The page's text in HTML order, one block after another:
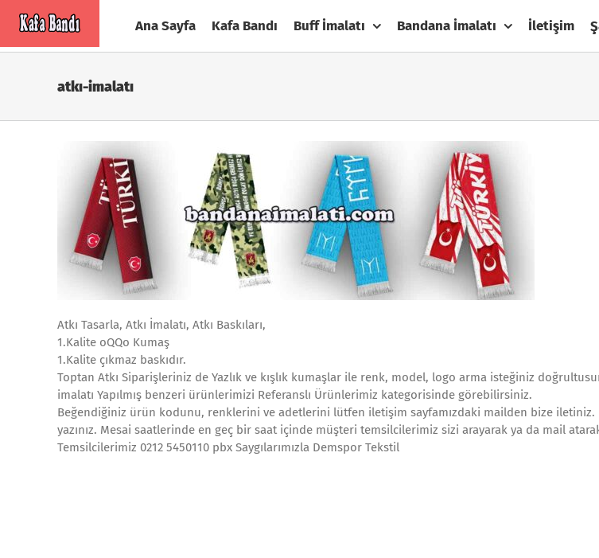
Ana Sayfa Kafa Bandı Buff İmalatı Bandana İmalatı İletişim
atkı-imalatı
Atkı Tasarla, Atkı İmalatı, Atkı Baskıları,
1.Kalite oQQo Kumaş
1.Kalite çıkmaz baskıdır.
Toptan Atkı Siparişleriniz de Yazlık ve kışlık kumaşlar ile renk, model, logo arma isteğiniz
imalatı Yapılmış benzeri ürünlerimizi Referanslı Ürünlerimiz kategorisinde görebilirsiniz.
Beğendiğiniz ürün kodunu, renklerini ve adetlerini lütfen iletişim sayfamızdaki mailden bize iletiniz.
yazınız. Mesai saatlerinde en geç bir saat içinde müşteri temsilcilerimiz sizi arayarak ya da mail
Temsilcilerimiz 0212 5450110 pbx Saygılarımızla Demspor Tekstil